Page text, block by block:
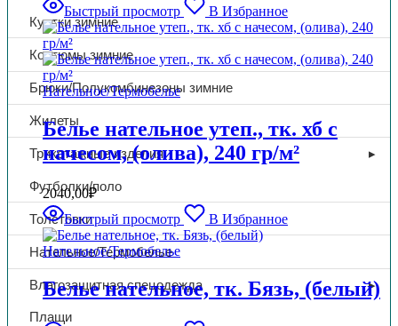
Куртки зимние
Костюмы зимние
Брюки/Полукомбинезоны зимние
Жилеты
Трикотажные изделия
Футболки/поло
Толстовки
Нательное/Термобелье
Влагозащитная спецодежда
Плащи
Быстрый просмотр В Избранное
Нательное/Термобелье
Белье нательное утеп., тк. хб с
начесом, (олива), 240 гр/м²
2040,00₽
Быстрый просмотр
В Избранное
Нательное/Термобелье
Белье нательное, тк. Бязь, (белый)